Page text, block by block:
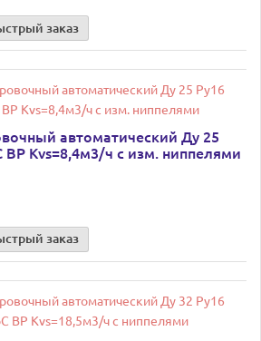
заказ
автоматический Ду 25
ВР Kvs=8,4м3/ч с изм. ниппелями
заказ